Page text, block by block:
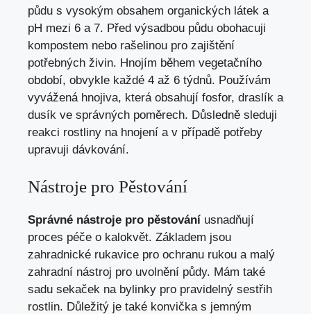
půdu s vysokým obsahem organických látek a
pH mezi 6 a 7. Před výsadbou půdu obohacuji
kompostem nebo rašelinou pro zajištění
potřebných živin. Hnojím během vegetačního
období, obvykle každé 4 až 6 týdnů. Používám
vyvážená hnojiva, která obsahují fosfor, draslík a
dusík ve správných poměrech. Důsledně sleduji
reakci rostliny na hnojení a v případě potřeby
upravuji dávkování.
Nástroje pro Pěstování
Správné nástroje pro pěstování usnadňují
proces péče o kalokvět. Základem jsou
zahradnické rukavice pro ochranu rukou a malý
zahradní nástroj pro uvolnění půdy. Mám také
sadu sekaček na bylinky pro pravidelný sestřih
rostlin. Důležitý je také konvička s jemným